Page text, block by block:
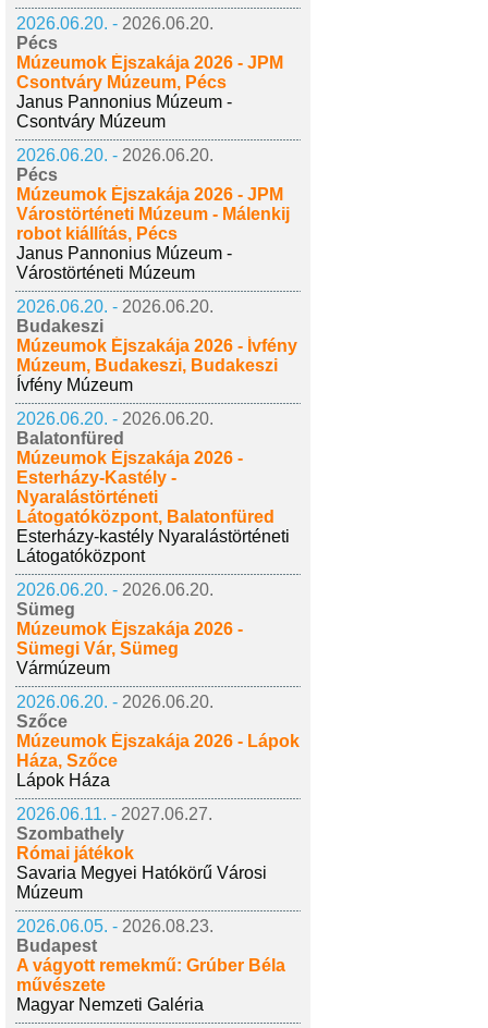
2026.06.20. - 2026.06.20.
Pécs
Múzeumok Éjszakája 2026 - JPM
Csontváry Múzeum, Pécs
Janus Pannonius Múzeum -
Csontváry Múzeum
2026.06.20. - 2026.06.20.
Pécs
Múzeumok Éjszakája 2026 - JPM
Várostörténeti Múzeum - Málenkij
robot kiállítás, Pécs
Janus Pannonius Múzeum -
Várostörténeti Múzeum
2026.06.20. - 2026.06.20.
Budakeszi
Múzeumok Éjszakája 2026 - Ívfény
Múzeum, Budakeszi, Budakeszi
Ívfény Múzeum
2026.06.20. - 2026.06.20.
Balatonfüred
Múzeumok Éjszakája 2026 -
Esterházy-Kastély -
Nyaralástörténeti
Látogatóközpont, Balatonfüred
Esterházy-kastély Nyaralástörténeti
Látogatóközpont
2026.06.20. - 2026.06.20.
Sümeg
Múzeumok Éjszakája 2026 -
Sümegi Vár, Sümeg
Vármúzeum
2026.06.20. - 2026.06.20.
Szőce
Múzeumok Éjszakája 2026 - Lápok
Háza, Szőce
Lápok Háza
2026.06.11. - 2027.06.27.
Szombathely
Római játékok
Savaria Megyei Hatókörű Városi
Múzeum
2026.06.05. - 2026.08.23.
Budapest
A vágyott remekmű: Grúber Béla
művészete
Magyar Nemzeti Galéria